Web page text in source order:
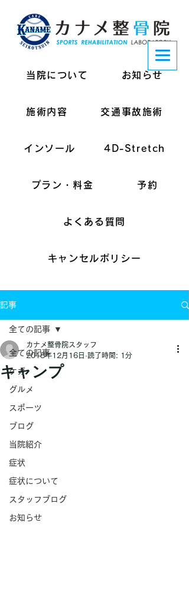
当院について お知らせ
施術内容 交通事故施術
インソール 4D-Stretch
プラン・料金 予約
よくある質問
キャンセルポリシー
記事
全ての記事
ケガ
グルメ
スポーツ
ブログ
当院紹介
症状
症状について
スタッフブログ
お知らせ
全ての記事
キャンプ
カナメ整骨院スタッフ
2018年12月16日 読了時間: 1分